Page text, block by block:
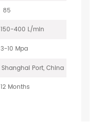
85
150-400 L/min
3-10 Mpa
Shanghai Port, China
12 Months